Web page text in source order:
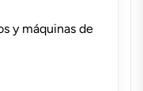
y máquinas de